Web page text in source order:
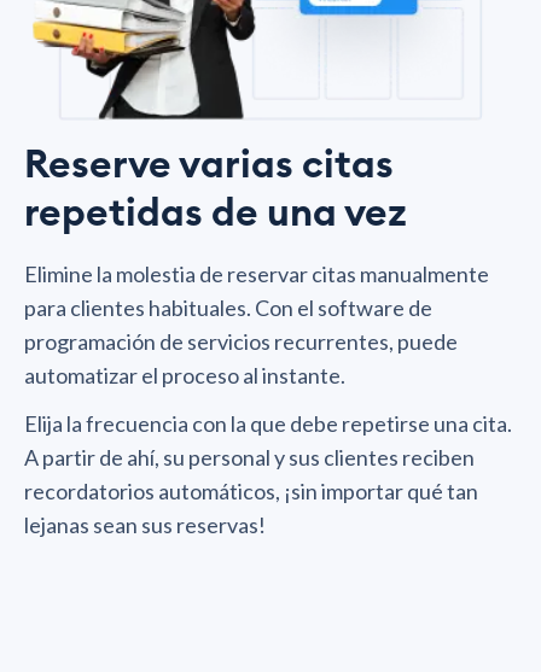
Reserve varias citas
repetidas de una vez
Elimine la molestia de reservar citas manualmente
para clientes habituales. Con el software de
programación de servicios recurrentes, puede
automatizar el proceso al instante.
Elija la frecuencia con la que debe repetirse una cita.
A partir de ahí, su personal y sus clientes reciben
recordatorios automáticos, ¡sin importar qué tan
lejanas sean sus reservas!